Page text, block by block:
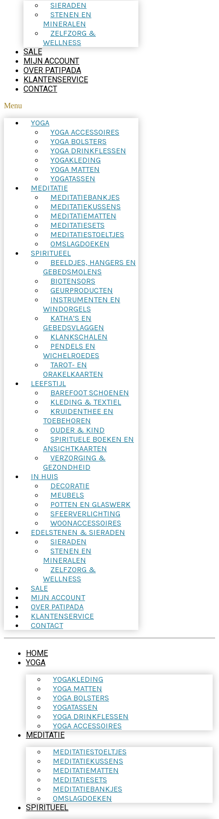
SIERADEN
STENEN EN
MINERALEN
ZELFZORG &
WELLNESS
SALE
MIJN ACCOUNT
OVER PATIPADA
KLANTENSERVICE
CONTACT
Menu
YOGA
YOGA ACCESSOIRES
YOGA BOLSTERS
YOGA DRINKFLESSEN
YOGAKLEDING
YOGA MATTEN
YOGATASSEN
MEDITATIE
MEDITATIEBANKJES
MEDITATIEKUSSENS
MEDITATIEMATTEN
MEDITATIESETS
MEDITATIESTOELTJES
OMSLAGDOEKEN
SPIRITUEEL
BEELDJES, HANGERS EN
GEBEDSMOLENS
BIOTENSORS
GEURPRODUCTEN
INSTRUMENTEN EN
WINDORGELS
KATHA’S EN
GEBEDSVLAGGEN
KLANKSCHALEN
PENDELS EN
WICHELROEDES
TAROT- EN
ORAKELKAARTEN
LEEFSTIJL
BAREFOOT SCHOENEN
KLEDING & TEXTIEL
KRUIDENTHEE EN
TOEBEHOREN
OUDER & KIND
SPIRITUELE BOEKEN EN
ANSICHTKAARTEN
VERZORGING &
GEZONDHEID
IN HUIS
DECORATIE
MEUBELS
POTTEN EN GLASWERK
SFEERVERLICHTING
WOONACCESSOIRES
EDELSTENEN & SIERADEN
SIERADEN
STENEN EN
MINERALEN
ZELFZORG &
WELLNESS
SALE
MIJN ACCOUNT
OVER PATIPADA
KLANTENSERVICE
CONTACT
HOME
YOGA
YOGAKLEDING
YOGA MATTEN
YOGA BOLSTERS
YOGATASSEN
YOGA DRINKFLESSEN
YOGA ACCESSOIRES
MEDITATIE
MEDITATIESTOELTJES
MEDITATIEKUSSENS
MEDITATIEMATTEN
MEDITATIESETS
MEDITATIEBANKJES
OMSLAGDOEKEN
SPIRITUEEL